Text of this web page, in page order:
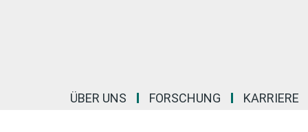
ÜBER UNS FORSCHUNG KARRIERE